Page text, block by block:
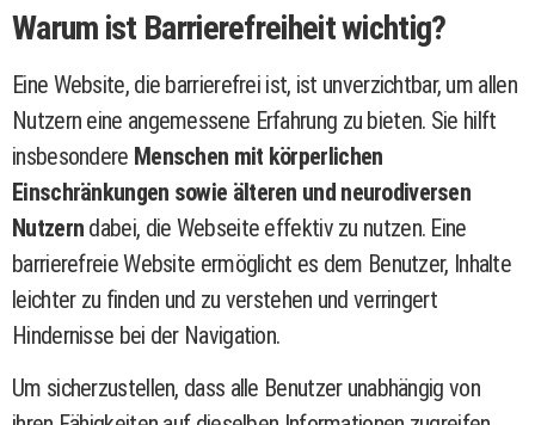
Warum ist Barrierefreiheit wichtig?
Eine Website, die barrierefrei ist, ist unverzichtbar, um allen
Nutzern eine angemessene Erfahrung zu bieten. Sie hilft
insbesondere Menschen mit körperlichen
Einschränkungen sowie älteren und neurodiversen
Nutzern dabei, die Webseite effektiv zu nutzen. Eine
barrierefreie Website ermöglicht es dem Benutzer, Inhalte
leichter zu finden und zu verstehen und verringert
Hindernisse bei der Navigation.
Um sicherzustellen, dass alle Benutzer unabhängig von